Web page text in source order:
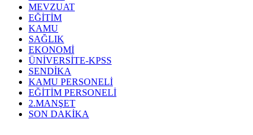
MEVZUAT
EĞİTİM
KAMU
SAĞLIK
EKONOMİ
ÜNİVERSİTE-KPSS
SENDİKA
KAMU PERSONELİ
EĞİTİM PERSONELİ
2.MANŞET
SON DAKİKA